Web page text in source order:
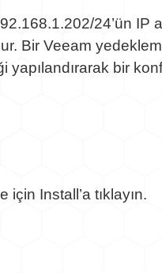
24’ün IP
Bir Veeam
yapılandırarak bir
Install’a tıklayın.